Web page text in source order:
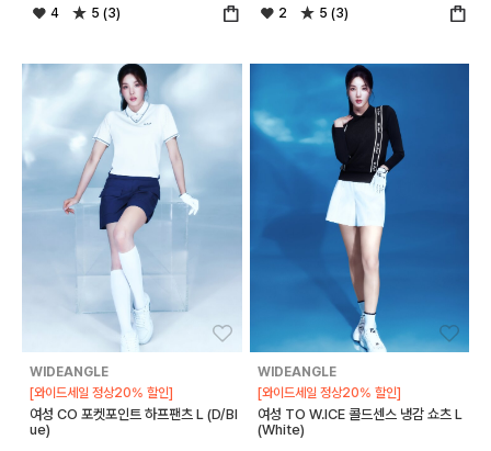
4 5 (3) 2 5 (3)
WIDEANGLE
[와이드세일 정상20% 할인]
여성 CO 포켓포인트 하프팬츠 L (D/Bl
ue)
WIDEANGLE
[와이드세일 정상20% 할인]
여성 TO W.ICE 콜드센스 냉감 쇼츠 L
(White)